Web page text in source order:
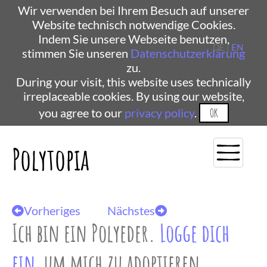
Wir verwenden bei Ihrem Besuch auf unserer
Website technisch notwendige Cookies.
Indem Sie unsere Webseite benutzen,
stimmen Sie unseren Datenschutzerklärung
zu.
During your visit, this website uses technically
irreplaceable cookies. By using our website,
you agree to our privacy policy. OK
Polytopia
DE | EN
Vorheriges Nächstes
Ich bin ein Polyeder. Logge dich